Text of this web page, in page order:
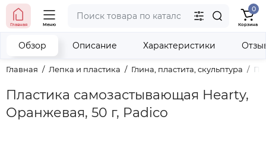
тел. (098) 673-42-06
наши контакты
Главная Меню
0
Корзина
Главная Лепка и пластика Глина, пластита, скульптура
Пластика самозастывающая Hearty,
Оранжевая, 50 г, Padico
Обзор Описание Характеристики